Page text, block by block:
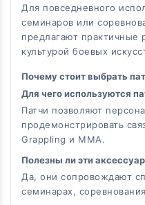
Для повседневного
семинаров или
предлагают
культурой боевых
Почему стоит выбрать
Для чего используются
Патчи позволяют
продемонстрировать
Grappling и MMA.
Полезны ли эти
Да, они сопровождают
семинарах,